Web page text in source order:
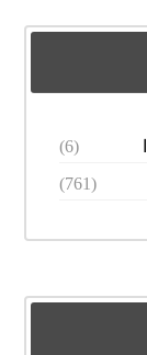
(6)
(761)